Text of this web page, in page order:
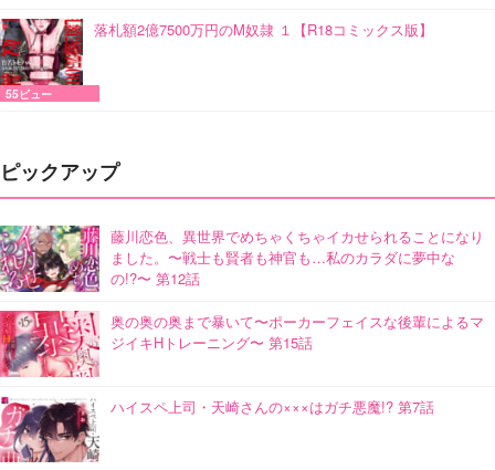
落札額2億7500万円のM奴隷 １【R18コミックス版】
55ビュー
ピックアップ
藤川恋色、異世界でめちゃくちゃイカせられることになり
ました。〜戦士も賢者も神官も…私のカラダに夢中な
の!?〜 第12話
奥の奥の奥まで暴いて〜ポーカーフェイスな後輩によるマ
ジイキHトレーニング〜 第15話
ハイスペ上司・天崎さんの×××はガチ悪魔!? 第7話